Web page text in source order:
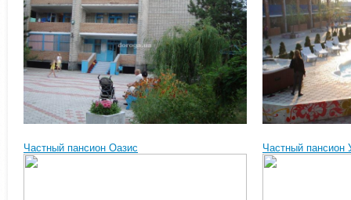
Частный пансион Оазис Частный пансион